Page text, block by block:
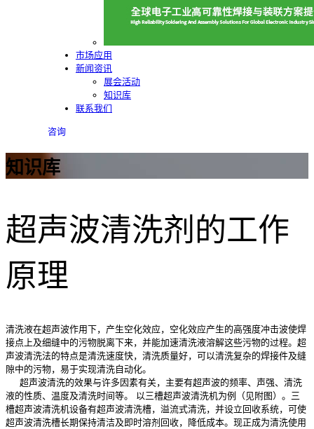
市场应用
新闻资讯
展会活动
知识库
联系我们
咨询
知识库
超声波清洗剂的工作
原理
清洗液在超声波作用下，产生空化效应，空化效应产生的高强度冲击波使焊
接点上及细缝中的污物脱离下来，并能加速清洗液溶解这些污物的过程。超
声波清洗法的特点是清洗速度快，清洗质量好，可以清洗复杂的焊接件及缝
隙中的污物，易于实现清洗自动化。
超声波清洗的效果与许多因素有关，主要有超声波的频率、声强、清洗
液的性质、温度及清洗时间等。 以三槽超声波清洗机为例（见附图）。三
槽超声波清洗机设备有超声波清洗槽，溢流式清洗，并设立回收系统，可使
超声波清洗槽长期保持清洁及即时溶剂回收，降低成本。现正成为清洗使用